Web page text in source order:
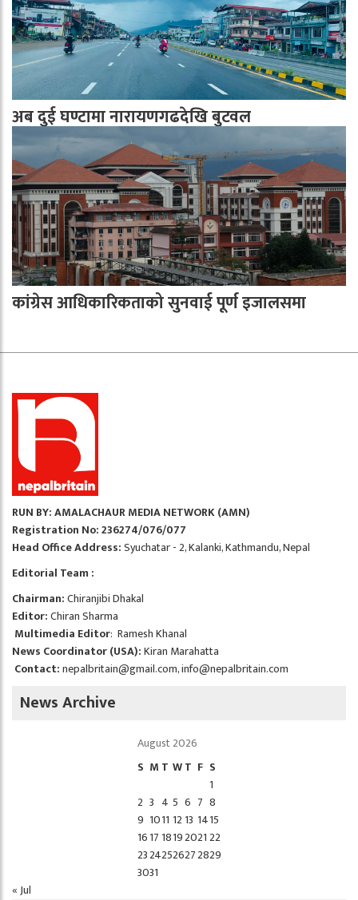
अब दुई घण्टामा नारायणगढदेखि बुटवल
कांग्रेस आधिकारिकताको सुनवाई पूर्ण इजालसमा
RUN BY: AMALACHAUR MEDIA NETWORK (AMN)
Registration No: 236274/076/077
Head Office Address:Syuchatar - 2, Kalanki, Kathmandu, Nepal
Editorial Team :
Chairman:Chiranjibi Dhakal
Editor:Chiran Sharma
Multimedia Editor: Ramesh Khanal
News Coordinator (USA):Kiran Marahatta
Contact:nepalbritain@gmail.com,info@nepalbritain.com
News Archive
August 2026
S M T WT F S
1
2 3 4 5 6 7 8
9 1011 12 13 1415
1617 1819202122
23242526272829
3031
« Jul